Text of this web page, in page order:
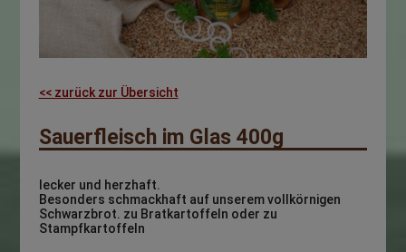
<< zurück zur Übersicht
Sauerfleisch im Glas 400g
lecker und herzhaft.
Besonders schmackhaft auf unserem vollkörnigen
Schwarzbrot. zu Bratkartoffeln oder zu
Stampfkartoffeln